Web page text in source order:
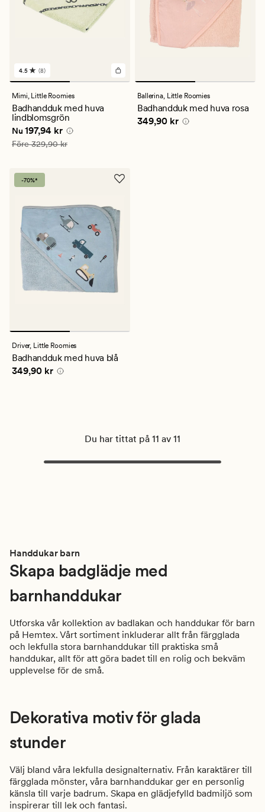
8
omdömen
med
ett
genomsnittligt
betyg
på
4.5
4.5 (8)
Mimi, Little Roomies
Badhandduk med huva
lindblomsgrön
Nuvarande pris
Nu 197,94 kr
Ordinarie pris 329,90 kr
Före329,90 kr
Ballerina, Little Roomies
Badhandduk med huva rosa
Pris 349,90 kr
349,90 kr
-70%*
Driver, Little Roomies
Badhandduk med huva blå
Pris 349,90 kr
349,90 kr
Du har tittat på 11 av 11
Handdukar barn
Skapa badglädje med
barnhanddukar
Utforska vår kollektion av badlakan och handdukar för barn
på Hemtex. Vårt sortiment inkluderar allt från färgglada
och lekfulla stora barnhanddukar till praktiska små
handdukar, allt för att göra badet till en rolig och bekväm
upplevelse för de små.
Dekorativa motiv för glada
stunder
Välj bland våra lekfulla designalternativ. Från karaktärer till
färgglada mönster, våra barnhanddukar ger en personlig
känsla till varje badrum. Skapa en glädjefylld badmiljö som
inspirerar till lek och fantasi.